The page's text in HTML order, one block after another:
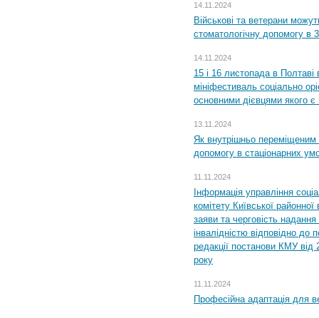
14.11.2024
Військові та ветерани
стоматологічну допомогу в
14.11.2024
15 і 16 листопада в
мініфестиваль соціально
основними дієвцями якого є
13.11.2024
Як внутрішньо переміщеним
допомогу в стаціонарних
11.11.2024
Інформація управління
комітету Київської
заяви та черговість надання
інвалідністю відповідно
редакції постанови КМУ
року
11.11.2024
Професійна адаптація для